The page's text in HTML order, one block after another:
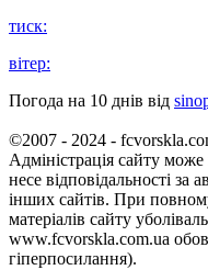
тиск:
вітер:
Погода на 10 днів від
©2007 - 2024 -
Адміністрація сайту
несе відповідальності за
інших сайтів. При
матеріалів сайту
www.fcvorskla.com.ua
гіперпосилання).